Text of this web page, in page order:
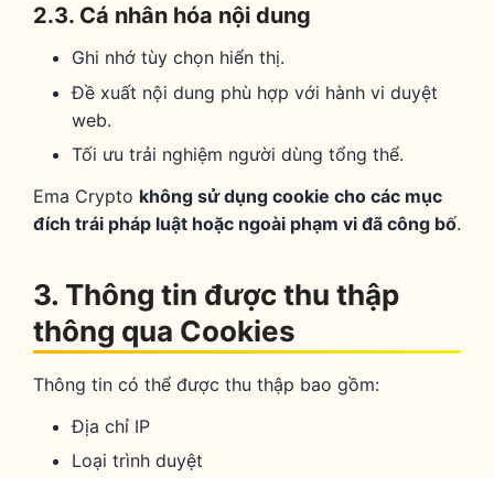
2.3. Cá nhân hóa nội dung
Ghi nhớ tùy chọn hiển thị.
Đề xuất nội dung phù hợp với hành vi duyệt
web.
Tối ưu trải nghiệm người dùng tổng thể.
Ema Crypto không sử dụng cookie cho các mục
đích trái pháp luật hoặc ngoài phạm vi đã công bố.
3. Thông tin được thu thập
thông qua Cookies
Thông tin có thể được thu thập bao gồm:
Địa chỉ IP
Loại trình duyệt